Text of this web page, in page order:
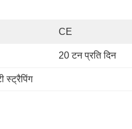
CE
20 टन प्रति दिन
स्ट्रैपिंग